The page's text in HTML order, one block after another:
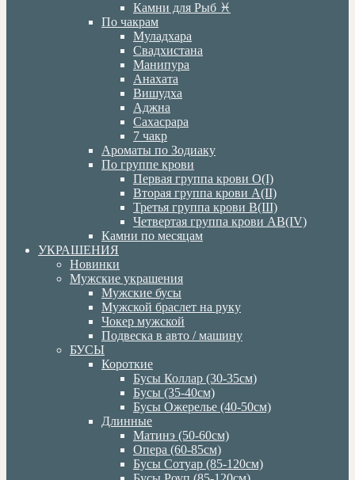
Камни для Рыб ♓️
По чакрам
Муладхара
Свадхистана
Манипура
Анахата
Вишудха
Аджна
Сахасрара
7 чакр
Ароматы по Зодиаку
По группе крови
Первая группа крови О(I)
Вторая группа крови А(II)
Третья группа крови В(III)
Четвертая группа крови АВ(IV)
Камни по месяцам
УКРАШЕНИЯ
Новинки
Мужские украшения
Мужские бусы
Мужской браслет на руку
Чокер мужской
Подвеска в авто / машину
БУСЫ
Короткие
Бусы Коллар (30-35см)
Бусы (35-40см)
Бусы Ожерелье (40-50см)
Длинные
Матинэ (50-60см)
Опера (60-85см)
Бусы Сотуар (85-120см)